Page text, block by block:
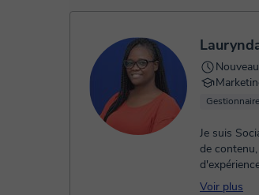
Une fois le paiement réglé, nous
Je suis
de
sociaux
Voir plus